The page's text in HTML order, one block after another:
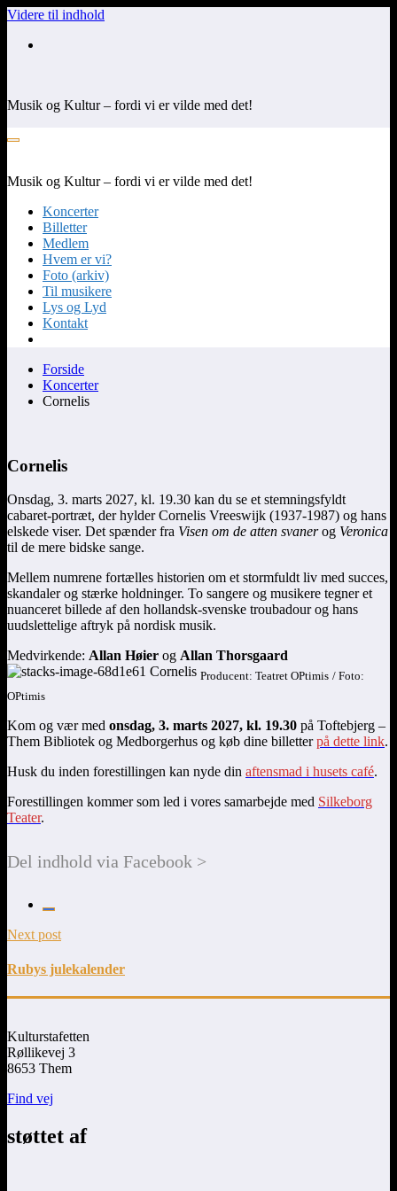
Videre til indhold
Musik og Kultur – fordi vi er vilde med det!
Musik og Kultur – fordi vi er vilde med det!
Koncerter
Billetter
Medlem
Hvem er vi?
Foto (arkiv)
Til musikere
Lys og Lyd
Kontakt
Forside
Koncerter
Cornelis
Cornelis
Onsdag, 3. marts 2027, kl. 19.30 kan du se et stemningsfyldt
cabaret-portræt, der hylder Cornelis Vreeswijk (1937-1987) og hans
elskede viser. Det spænder fra Visen om de atten svanerog Veronica
til de mere bidske sange.
Mellem numrene fortælles historien om et stormfuldt liv med succes,
skandaler og stærke holdninger. To sangere og musikere tegner et
nuanceret billede af den hollandsk-svenske troubadour og hans
uudslettelige aftryk på nordisk musik.
Medvirkende: Allan Høier og Allan Thorsgaard
Producent: Teatret OPtimis / Foto:
OPtimis
Kom og vær med onsdag, 3. marts 2027, kl. 19.30 på Toftebjerg –
Them Bibliotek og Medborgerhus og køb dine billetterpå dette link.
Husk du inden forestillingen kan nyde din aftensmad i husets café.
Forestillingen kommer som led i vores samarbejde med Silkeborg
Teater.
Del indhold via Facebook >
Next post
Rubys julekalender
Kulturstafetten
Røllikevej 3
8653 Them
Find vej
støttet af